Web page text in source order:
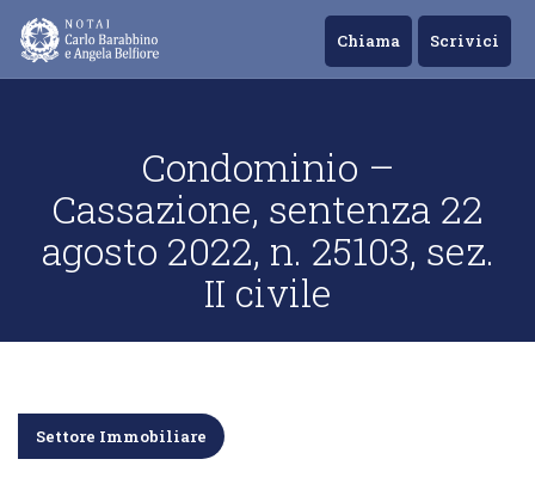
Chiama Scrivici
Condominio –
Cassazione, sentenza 22
agosto 2022, n. 25103, sez.
II civile
Settore Immobiliare